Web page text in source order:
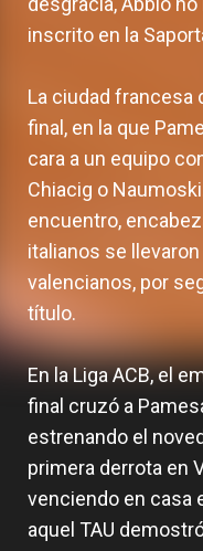
inscrito en la
La ciudad francesa
final, en la que
cara a un equipo
Chiacig o
encuentro,
italianos se
valencianos, por
título.
En la Liga ACB, el
final cruzó a
estrenando el
primera derrota en
venciendo en casa
aquel TAU